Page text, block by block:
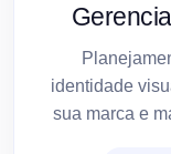
identidade
sua marca e